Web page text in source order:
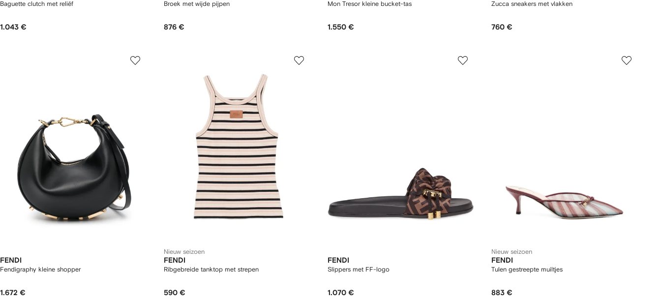
Baguette clutch met reliëf
1.043 €
Broek met wijde pijpen
876 €
Mon Tresor kleine bucket-tas
1.550 €
Zucca sneakers met vlakken
760 €
FENDI
Fendigraphy kleine shopper
1.672 €
Nieuw seizoen
FENDI
Ribgebreide tanktop met strepen
590 €
FENDI
Slippers met FF-logo
1.070 €
Nieuw seizoen
FENDI
Tulen gestreepte muiltjes
883 €